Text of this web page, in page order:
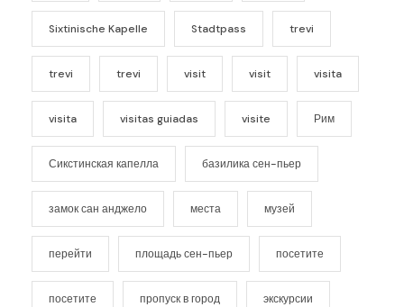
Sixtinische Kapelle Stadtpass trevi
trevi trevi visit visit visita
visita visitas guiadas visite Рим
Сикстинская капелла базилика сен-пьер
замок сан анджело места музей
перейти площадь сен-пьер посетите
посетите пропуск в город экскурсии